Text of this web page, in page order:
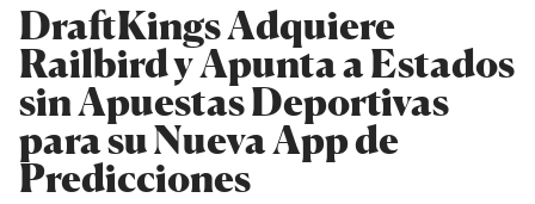
DraftKings Adquiere
Railbird y Apunta a Estados
sin Apuestas Deportivas
para su Nueva App de
Predicciones